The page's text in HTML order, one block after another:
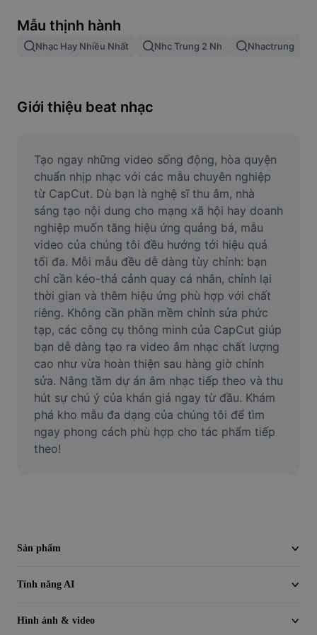
Gộp hình ảnh
Điều chỉnh kích thước hình ảnh
Công cụ tạo meme
AI Text Remover
AI People Remover
AI Inpainting
Face Cutout
Video
Xóa nền trong video
Nâng cao chất lượng
Trình chỉnh sửa video
Cắt video
Mẫu thịnh hành
Nhạc Hay Nhiều Nhất Nhc Trung 2 Nh Nhactrung
Giới thiệu beat nhạc
Tạo ngay những video sống động, hòa quyện
chuẩn nhịp nhạc với các mẫu chuyên nghiệp
từ CapCut. Dù bạn là nghệ sĩ thu âm, nhà
sáng tạo nội dung cho mạng xã hội hay doanh
nghiệp muốn tăng hiệu ứng quảng bá, mẫu
video của chúng tôi đều hướng tới hiệu quả
tối đa. Mỗi mẫu đều dễ dàng tùy chỉnh: bạn
chỉ cần kéo-thả cảnh quay cá nhân, chỉnh lại
thời gian và thêm hiệu ứng phù hợp với chất
riêng. Không cần phần mềm chỉnh sửa phức
tạp, các công cụ thông minh của CapCut giúp
bạn dễ dàng tạo ra video âm nhạc chất lượng
cao như vừa hoàn thiện sau hàng giờ chỉnh
sửa. Nâng tầm dự án âm nhạc tiếp theo và thu
hút sự chú ý của khán giả ngay từ đầu. Khám
phá kho mẫu đa dạng của chúng tôi để tìm
ngay phong cách phù hợp cho tác phẩm tiếp
theo!
Sản phẩm
Tính năng AI
Hình ảnh & video